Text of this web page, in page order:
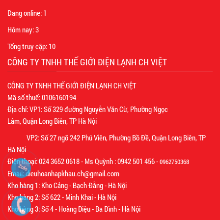
Đang online: 1
Hôm nay:3
Tổng truy cập: 10
CÔNG TY TNHH THẾ GIỚI ĐIỆN LẠNH CH VIỆT
CÔNG TY TNHH THẾ GIỚI ĐIỆN LẠNH CH VIỆT
Mã số thuế: 0106160194
Địa chỉ: VP1: Số 329 đường Nguyễn Văn Cừ, Phường Ngọc
Lâm, Quận Long Biên, TP Hà Nội
VP2: Số 27 ngõ 242 Phú Viên, Phường Bồ Đề, Quận Long Biên, TP
Hà Nội
Điện thoại: 024 3652 0618 - Ms Quỳnh : 0942 501 456 -0962750368
Email: dieuhoanhapkhau.ch@gmail.com
Kho hàng 1: Kho Cảng - Bạch Đằng - Hà Nội
Kho hàng 2: Số 622 - Minh Khai - Hà Nội
Kho hàng 3: Số 4 - Hoàng Diệu - Ba Đình - Hà Nội